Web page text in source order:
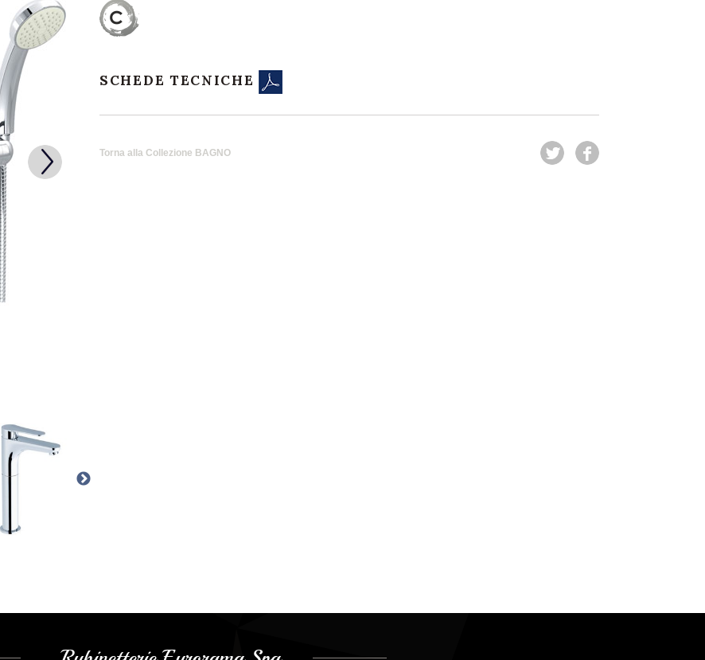
SCHEDE TECNICHE
Torna alla Collezione BAGNO